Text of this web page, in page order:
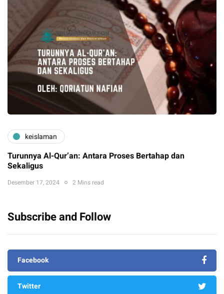
keislaman
Turunnya Al-Qur’an: Antara Proses Bertahap dan
Sekaligus
Desember 17, 2024 2 Mins read
Subscribe and Follow
Facebook
Twitter